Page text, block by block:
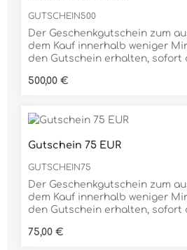
GUTSCHEIN500
Der Geschenkgutschein zum
dem Kauf innerhalb weniger
den Gutschein erhalten, sofort
unterschiedlichen Produkten ist
Regulärer Preis:
500,00 €
Gutschein 75 EUR
GUTSCHEIN75
Der Geschenkgutschein zum
dem Kauf innerhalb weniger
den Gutschein erhalten, sofort
unterschiedlichen Produkten ist
Regulärer Preis:
75,00 €